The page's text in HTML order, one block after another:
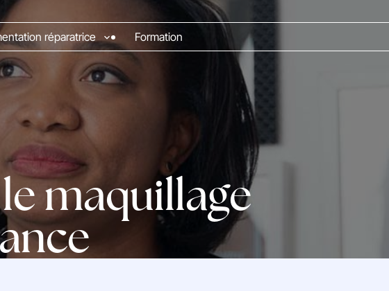
réparatrice Formation
maquillage